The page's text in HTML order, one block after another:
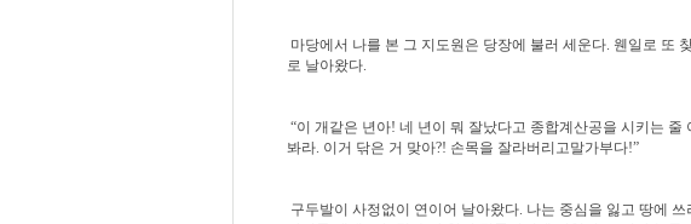
마당에서 나를 본 그 지도원은 당장에 불러 세운다. 웬일로 또
로 날아왔다.
“이 개같은 년아! 네 년이 뭐 잘났다고 종합계산공을 시키는
봐라. 이거 닦은 거 맞아?! 손목을 잘라버리고말가부다!”
구두발이 사정없이 연이어 날아왔다. 나는 중심을 잃고 땅에